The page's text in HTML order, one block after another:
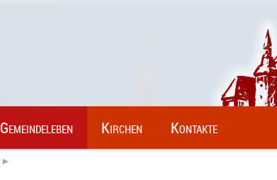
►
Gemeindeleben Kirchen Kontakte